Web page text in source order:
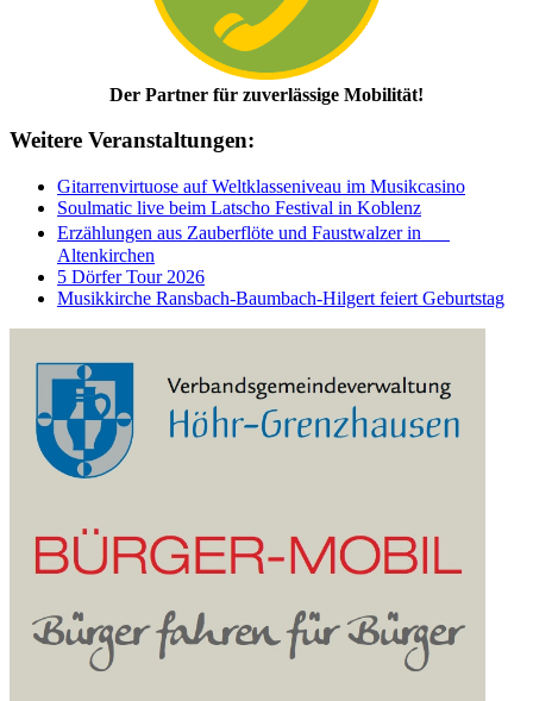
Der Partner für zuverlässige Mobilität!
Weitere Veranstaltungen:
Gitarrenvirtuose auf Weltklasseniveau im Musikcasino
Soulmatic live beim Latscho Festival in Koblenz
Erzählungen aus Zauberflöte und Faustwalzer in
Altenkirchen
5 Dörfer Tour 2026
Musikkirche Ransbach-Baumbach-Hilgert feiert Geburtstag